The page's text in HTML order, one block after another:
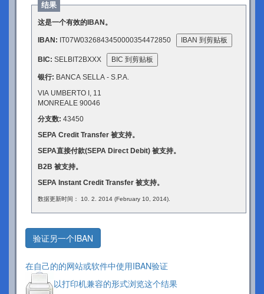
结果
这是一个有效的IBAN。
IBAN: IT07W0326843450000354472850 IBAN 到剪贴板
BIC: SELBIT2BXXX BIC 到剪贴板
银行: BANCA SELLA - S.P.A.
VIA UMBERTO I, 11
MONREALE 90046
分支数: 43450
SEPA Credit Transfer 被支持。
SEPA直接付款(SEPA Direct Debit) 被支持。
B2B 被支持。
SEPA Instant Credit Transfer 被支持。
数据更新时间： 10. 2. 2014 (February 10, 2014).
验证另一个IBAN
在自己的的网站或软件中使用IBAN验证
以打印机兼容的形式浏览这个结果